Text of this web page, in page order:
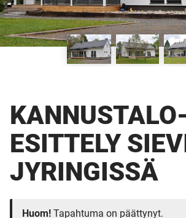
KANNUSTALO-
ESITTELY
JYRINGISSÄ
Huom! Tapahtuma on päättynyt.